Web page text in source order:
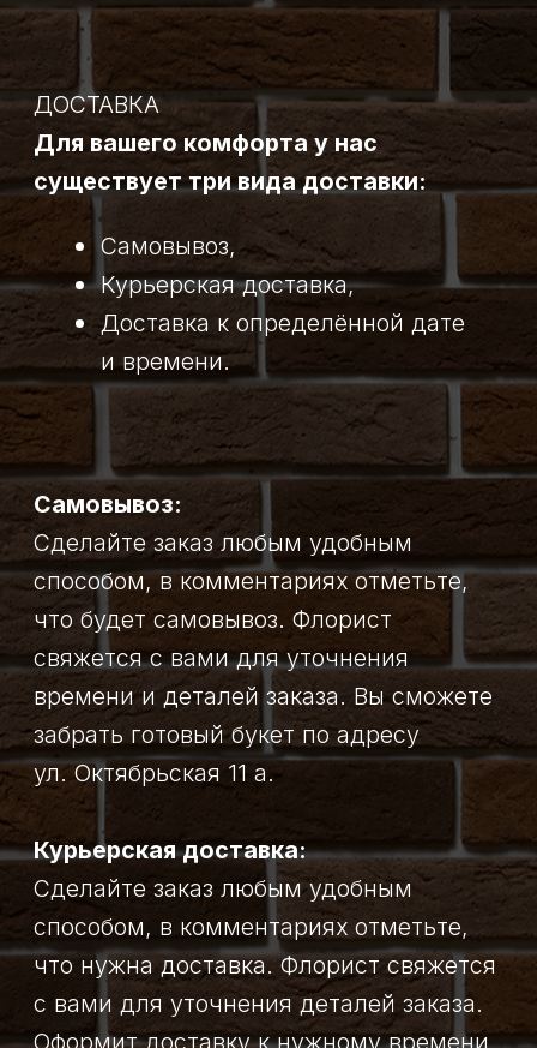
Сделайте заказ любым удобным
способом, в комментариях отметьте,
что нужна доставка. Флорист свяжется
с вами для уточнения деталей заказа.
Оформит доставку к нужному времени
и предоставит фотоотчёт до и после
доставки.
Доставка к определённой дате
и времени:
Сделайте заказ любым удобным
способом, в комментариях укажите,
на какой день и время требуется
доставка. Флорист свяжется с вами
для уточнения деталей и оформления
заказа. Накануне доставки свяжется
с вами, предоставит фотоотчёт
до и после доставки.
Условия доставки:
Мы заботимся о том, чтобы цветы
доезжали до получателя
в хорошем качестве и состоянии,
поэтому собираем букеты в день
доставки.
С понедельника по субботу с 9:00
до 19:00 доставка по городу
(от церкви 101 квартал
до бульвара Медиков)
бесплатная. В остальное время
и воскресенье 280 рублей.
Изменение заказа или адреса
с флористом не позднее, чем за 1
сутки (кроме срочных заказов).
Внимание:в случае, если получателя